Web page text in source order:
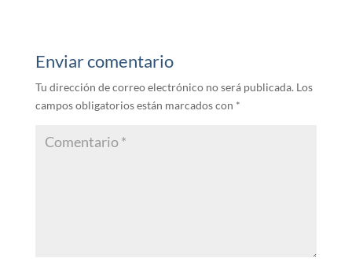
Enviar comentario
Tu dirección de correo electrónico no será publicada. Los
campos obligatorios están marcados con *